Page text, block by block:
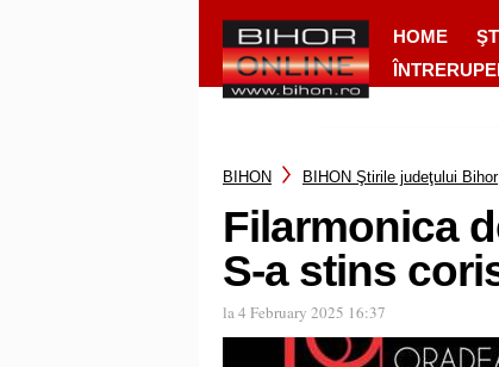
HOME
BIHON BIHON Ştirile judeţului Bihor
Filarmonica
S-a stins
la 4 February 2025 16:37